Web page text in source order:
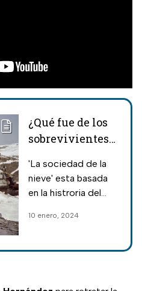
¿Qué fue de los
sobrevivientes
de la nieve',
película
Netflix?
'La sociedad de la
nieve' esta basada
en la histroria del
Old Christian Club
Chile en el vuelo 571
10 enero, 2024